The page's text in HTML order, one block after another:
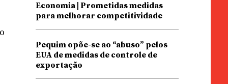
Economia | Prometidas medidas
para melhorar competitividade
Pequim opõe-se ao “abuso” pelos
EUA de medidas de controle de
exportação